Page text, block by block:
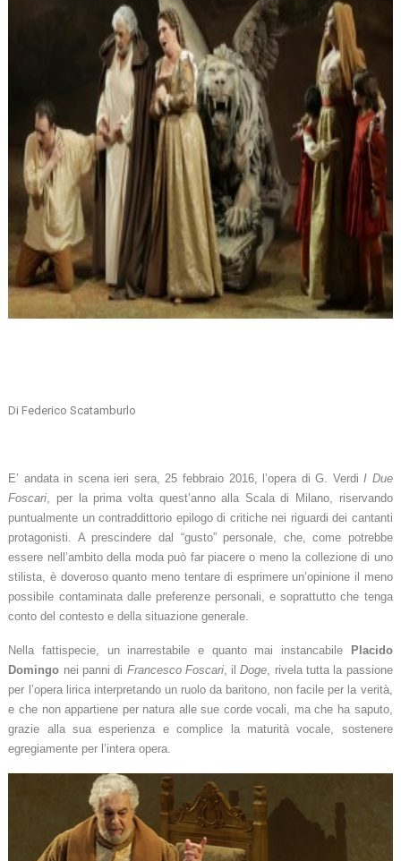
Di Federico Scatamburlo
E’ andata in scena ieri sera, 25 febbraio 2016, l’opera di G. VerdiI Due
Foscari , per la prima volta quest’anno alla Scala di Milano, riservando
puntualmente un contraddittorio epilogo di critiche nei riguardi dei cantanti
protagonisti. A prescindere dal “gusto” personale, che, come potrebbe
essere nell’ambito della moda può far piacere o meno la collezione di uno
stilista, è doveroso quanto meno tentare di esprimere un’opinione il meno
possibile contaminata dalle preferenze personali, e soprattutto che tenga
conto del contesto e della situazione generale.
Nella fattispecie, un inarrestabile e quanto mai instancabile Placido
Domingo nei panni di Francesco Foscari, ilDoge , rivela tutta la passione
per l’opera lirica interpretando un ruolo da baritono, non facile per la verità,
e che non appartiene per natura alle sue corde vocali, ma che ha saputo,
grazie alla sua esperienza e complice la maturità vocale, sostenere
egregiamente per l’intera opera.